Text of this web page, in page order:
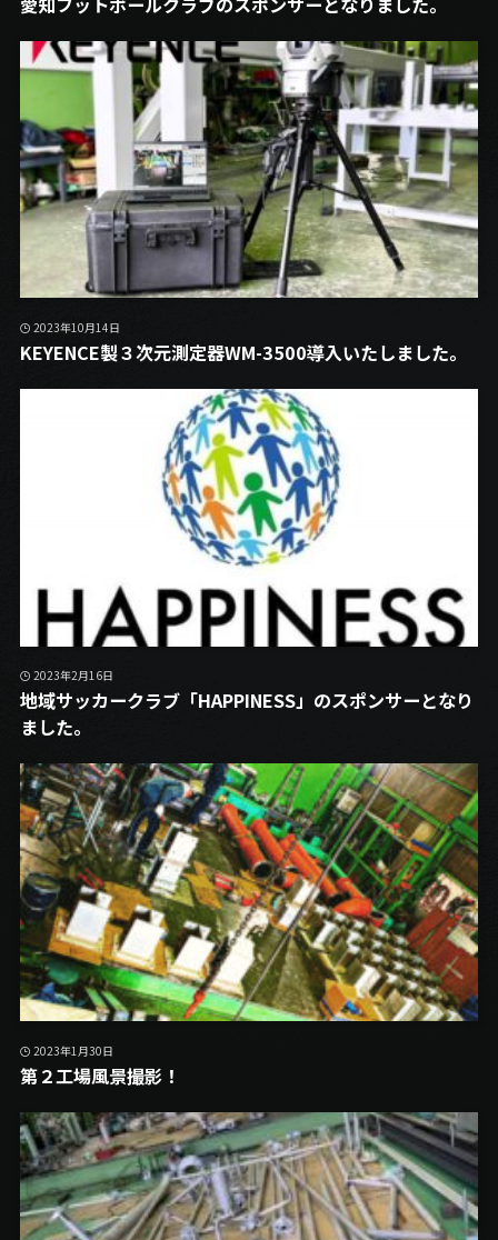
KEYENCE製３次元測定器WM-3500導入いたしました。
2023年10月14日
地域サッカークラブ「HAPPINESS」のスポンサーとなり
ました。
2023年2月16日
第２工場風景撮影！
2023年1月30日